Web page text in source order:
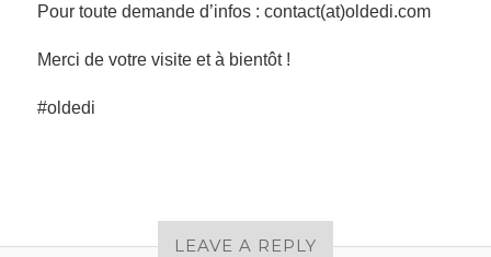
Pour toute demande d’infos : contact(at)oldedi.com
Merci de votre visite et à bientôt !
#oldedi
LEAVE A REPLY